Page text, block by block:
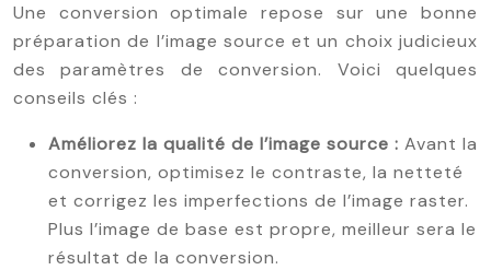
Une conversion optimale repose sur une bonne
préparation de l’image source et un choix judicieux
des paramètres de conversion. Voici quelques
conseils clés :
Améliorez la qualité de l’image source : Avant la
conversion, optimisez le contraste, la netteté
et corrigez les imperfections de l’image raster.
Plus l’image de base est propre, meilleur sera le
résultat de la conversion.